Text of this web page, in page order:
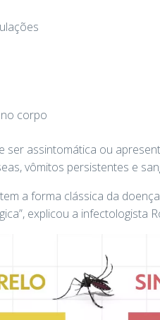
corpo
ser assintomática ou
vômitos persistentes e
a forma clássica da
explicou a infectologista